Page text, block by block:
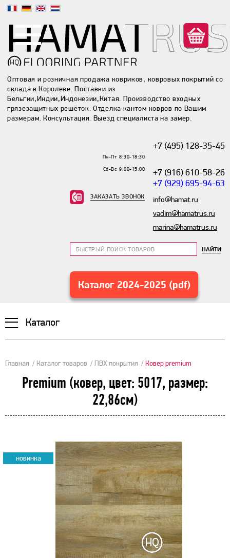
Оптовая и розничная продажа ковриков, ковровых покрытий со
склада в Королеве. Поставки из
Бельгии,Индии,Индонезии,Китая. Производство входных
грязезащитных решёток. Отделка кантом ковров по Вашим
размерам. Консультация. Выезд специалиста на замер.
(0)
+7 (495) 128-35-45
+7 (916) 610-58-26
+7 (929) 695-94-63
info@hamat.ru
vadim@hamatrus.ru
marina@hamatrus.ru
Пн-Пт 8:30-18:30
Сб-Вс 9:00-15:00
ЗАКАЗАТЬ ЗВОНОК
НАЙТИ
Каталог 2024-2025 (pdf)
Каталог
Главная Каталог товаров ПВХ покрытия Ковер premium
Premium (ковер, цвет: 5017, размер:
22,86см)
новинка